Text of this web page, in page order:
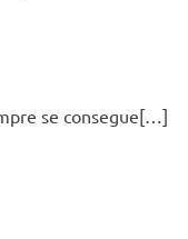
se consegue[…]